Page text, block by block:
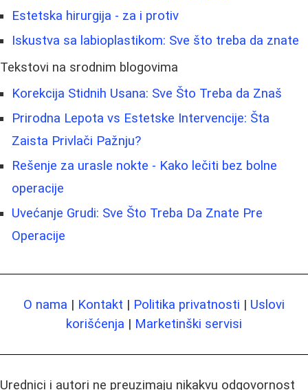
Estetska hirurgija - za i protiv
Iskustva sa labioplastikom: Sve što treba da znate
Tekstovi na srodnim blogovima
Korekcija Stidnih Usana: Sve Što Treba da Znaš
Prirodna Lepota vs Estetske Intervencije: Šta
Zaista Privlači Pažnju?
Rešenje za urasle nokte - Kako lečiti bez bolne
operacije
Uvećanje Grudi: Sve Što Treba Da Znate Pre
Operacije
O nama | Kontakt | Politika privatnosti | Uslovi
korišćenja | Marketinški servisi
Urednici i autori ne preuzimaju nikakvu odgovornost